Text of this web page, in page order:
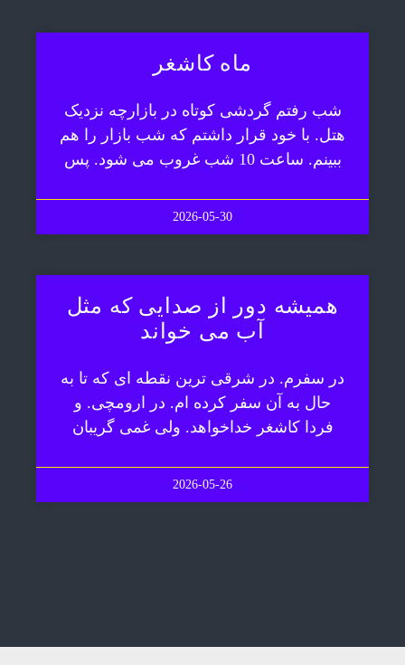
ماه کاشغر
شب رفتم گردشی کوتاه در بازارچه نزدیک
هتل. با خود قرار داشتم که شب بازار را هم
ببینم. ساعت 10 شب غروب می شود. پس
2026-05-30
همیشه دور از صدایی که مثل
آب می خواند
در سفرم. در شرقی ترین نقطه ای که تا به
حال به آن سفر کرده ام. در ارومچی. و
فردا کاشغر خداخواهد. ولی غمی گریبان
2026-05-26